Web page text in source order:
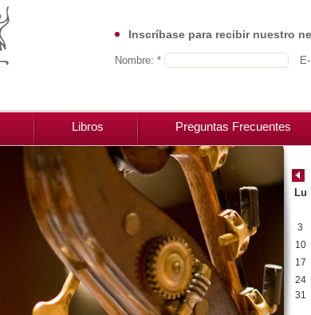
Inscríbase para recibir nuestro
Nombre: *
Libros Preguntas Frecuentes
Lu
3
10
17
24
31